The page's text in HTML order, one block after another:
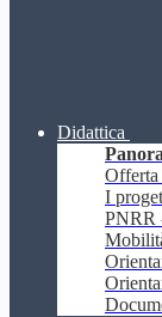
Didattica
Offerta
I
PNRR